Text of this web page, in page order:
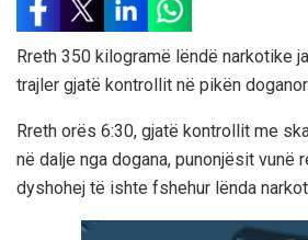
Rreth 350 kilogramë lëndë narkotike
trajler gjatë kontrollit në pikën
Rreth orës 6:30, gjatë kontrollit me
në dalje nga dogana, punonjësit vunë
dyshohej të ishte fshehur lënda